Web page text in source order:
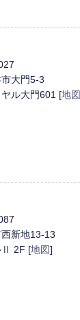
大門5-3
ル大門601 [地図
新地13-13
Ⅱ 2F [地図]